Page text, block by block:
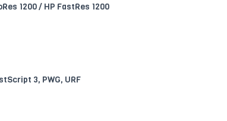
1200 / HP FastRes 1200
3, PWG, URF